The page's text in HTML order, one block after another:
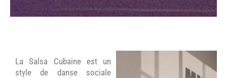
La Salsa Cubaine est un
style de danse sociale